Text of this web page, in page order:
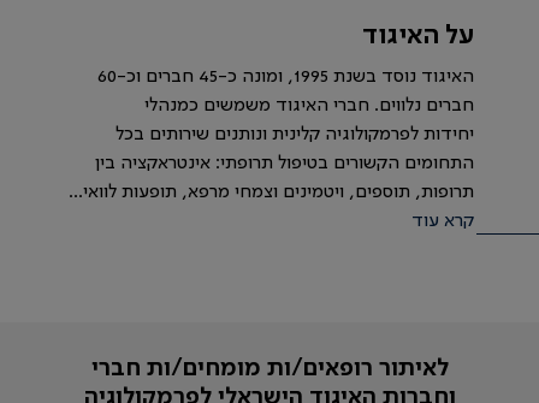
על האיגוד
האיגוד נוסד בשנת 1995, ומונה כ-45 חברים וכ-60
חברים נלווים. חברי האיגוד משמשים כמנהלי
יחידות לפרמקולוגיה קלינית ונותנים שירותים בכל
התחומים הקשורים בטיפול תרופתי: אינטראקציה בין
תרופות, תוספים, ויטמינים וצמחי מרפא, תופעות לוואי...
קרא עוד
לאיתור רופאים/ות מומחים/ות חברי